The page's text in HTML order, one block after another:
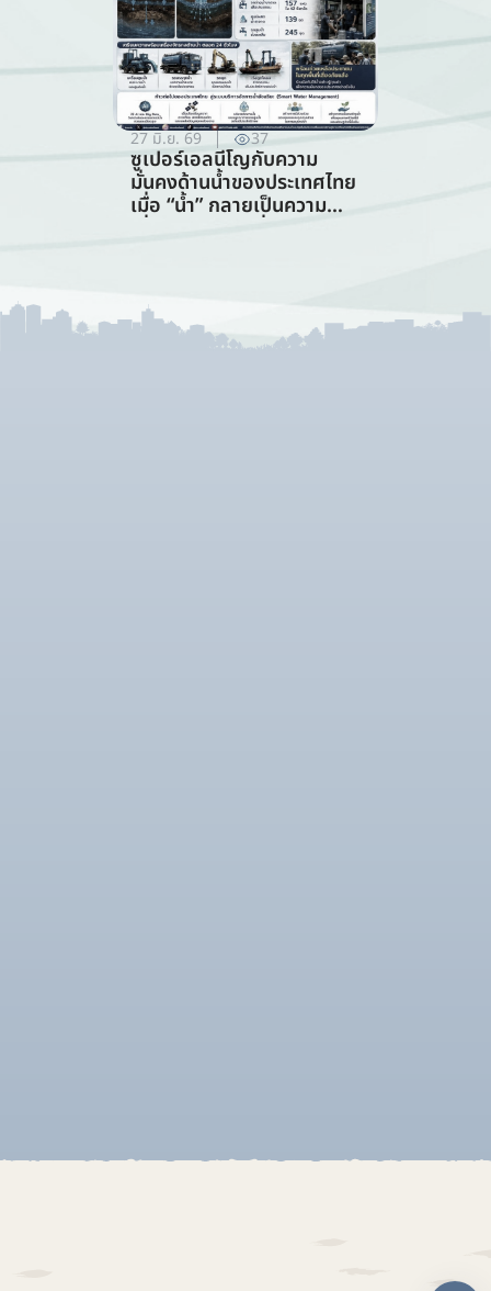
27 มิ.ย. 69 37
ซูเปอร์เอลนีโญกับความ
มั่นคงด้านน้ำของประเทศไทย
เมื่อ “น้ำ” กลายเป็นความ